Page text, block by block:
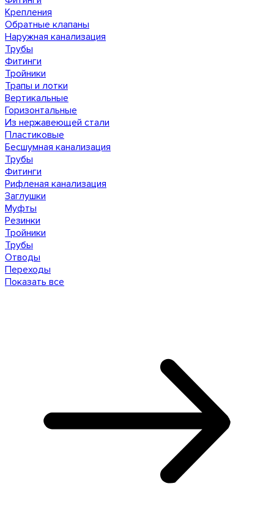
Крепления
Обратные клапаны
Наружная канализация
Трубы
Фитинги
Тройники
Трапы и лотки
Вертикальные
Горизонтальные
Из нержавеющей стали
Пластиковые
Бесшумная канализация
Трубы
Фитинги
Рифленая канализация
Заглушки
Муфты
Резинки
Тройники
Трубы
Отводы
Переходы
Показать все